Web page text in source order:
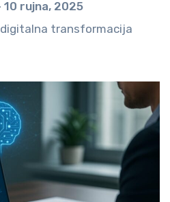
10 rujna, 2025
digitalna transformacija